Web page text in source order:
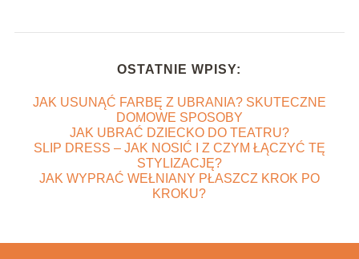
OSTATNIE WPISY:
JAK USUNĄĆ FARBĘ Z UBRANIA? SKUTECZNE
DOMOWE SPOSOBY
JAK UBRAĆ DZIECKO DO TEATRU?
SLIP DRESS – JAK NOSIĆ I Z CZYM ŁĄCZYĆ TĘ
STYLIZACJĘ?
JAK WYPRAĆ WEŁNIANY PŁASZCZ KROK PO
KROKU?